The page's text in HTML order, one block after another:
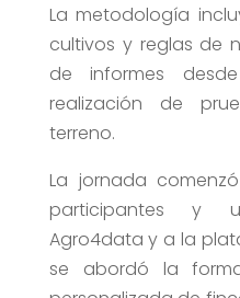
La metodología
cultivos y reglas de
de informes
realización de
terreno.
La jornada
participantes y
Agro4data y a la
se abordó la